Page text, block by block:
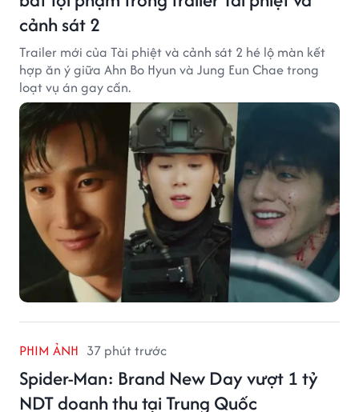
cảnh sát 2
Trailer mới của Tài phiệt và cảnh sát 2 hé lộ màn kết
hợp ăn ý giữa Ahn Bo Hyun và Jung Eun Chae trong
loạt vụ án gay cấn.
PHIM ẢNH 37 phút trước
Spider-Man: Brand New Day vượt 1 tỷ
NDT doanh thu tại Trung Quốc